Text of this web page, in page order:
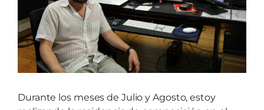
Durante los meses de Julio y Agosto, estoy